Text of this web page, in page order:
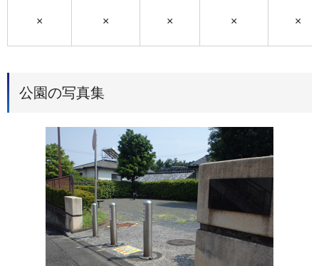
× × × × ×
公園の写真集